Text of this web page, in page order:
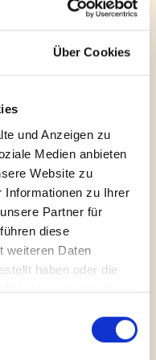
Über Cookies
und Anzeigen zu
Medien anbieten
Website zu
Informationen zu Ihrer
Partner für
diese
weiteren Daten
haben oder die
Dienste gesammelt
aber nun ganz
euch bitte
Honig
stecken, dass
, was die Hygiene
angeht, und
- nicht mit
Deutscher
ganz
auch in